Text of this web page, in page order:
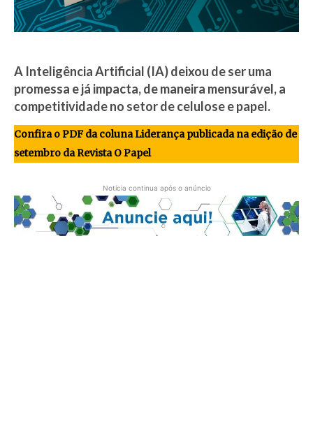
A Inteligência Artificial (IA) deixou de ser uma
promessa e já impacta, de maneira mensurável, a
competitividade no setor de celulose e papel.
Confira o PDF da coluna Liderança publicada na edição de
setembro da Revista O Papel
Notícia continua após o anúncio